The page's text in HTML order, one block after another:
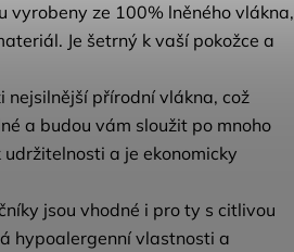
vyrobeny ze 100% lněného vlákna,
Je šetrný k vaší pokožce a
nejsilnější přírodní vlákna, což
a budou vám sloužit po mnoho
a je ekonomicky
jsou vhodné i pro ty s citlivou
hypoalergenní vlastnosti a